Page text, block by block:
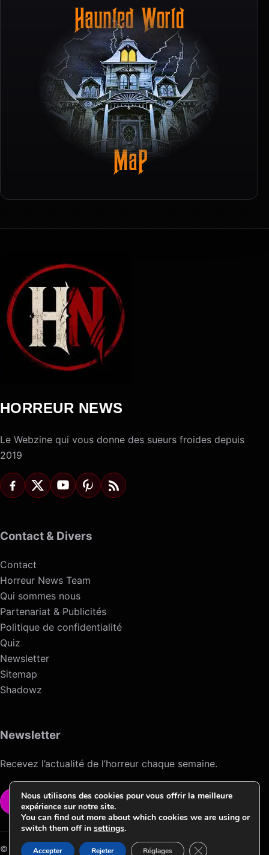
HORREUR NEWS
Le Webzine qui vous donne des sueurs froides depuis
2019
Contact & Divers
Contact
Horreur News Team
Qui sommes nous
Partenariat & Publicités
Politique de confidentialité
Quiz
Newsletter
Sitemap
Shadowz
Newsletter
Recevez l’actualité de l’horreur chaque semaine.
VOIR LA NEWSLETTER
© 2026 Horreur News / Version HNV.2 ->Conception & Design by
Nous utilisons des cookies pour vous offrir la meilleure
expérience sur notre site.
You can find out more about which cookies we are using or
switch them off in settings.
Accepter Rejeter Réglages Fermer la